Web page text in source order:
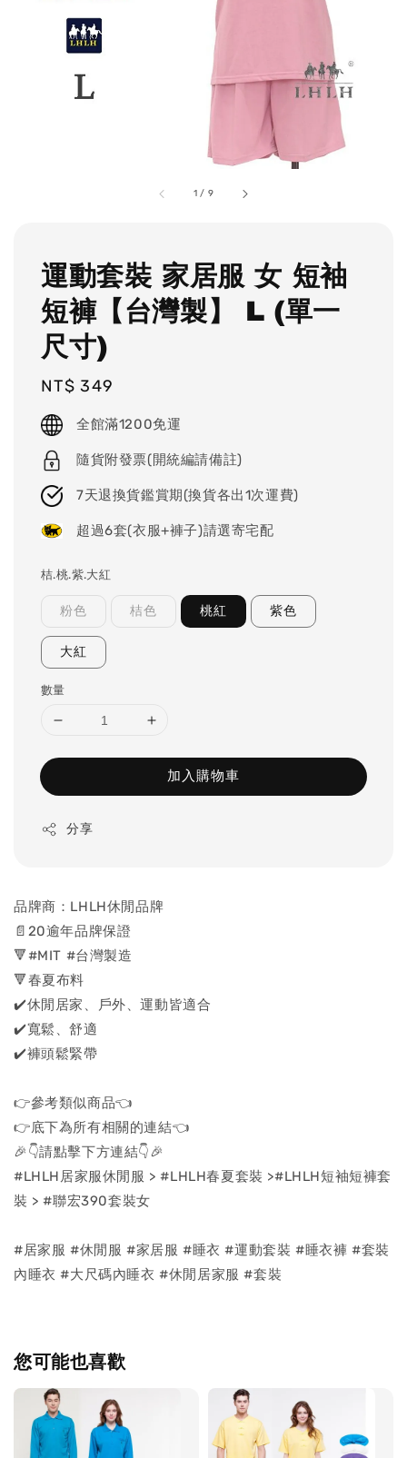
1 / 9
運動套裝 家居服 女 短袖
短褲【台灣製】 L (單一
尺寸)
Regular
price
NT$ 349
全館滿1200免運
隨貨附發票(開統編請備註)
7天退換貨鑑賞期(換貨各出1次運費)
超過6套(衣服+褲子)請選寄宅配
桔.桃.紫.大紅
粉色 桔色 桃紅 紫色
大紅
數量
加入購物車
分享
品牌商：LHLH休閒品牌
📄20逾年品牌保證
🔻#MIT #台灣製造
🔻春夏布料
✔️休閒居家、戶外、運動皆適合
✔️寬鬆、舒適
✔️褲頭鬆緊帶
👉參考類似商品👈
👉底下為所有相關的連結👈
🎉👇請點擊下方連結👇🎉
#LHLH居家服休閒服 > #LHLH春夏套裝 >#LHLH短袖短褲套
裝 > #聯宏390套裝女
#居家服 #休閒服 #家居服 #睡衣 #運動套裝 #睡衣褲 #套裝
內睡衣 #大尺碼內睡衣 #休閒居家服 #套裝
您可能也喜歡